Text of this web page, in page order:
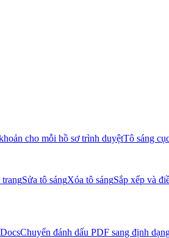
cho mỗi hồ sơ trình duyệtTô sáng
Sửa tô sángXóa tô sángSắp xếp và
Chuyển đánh dấu PDF sang định